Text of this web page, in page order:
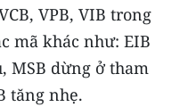
VPB, VIB trong
mã khác như: EIB
MSB dừng ở tham
tăng nhẹ.